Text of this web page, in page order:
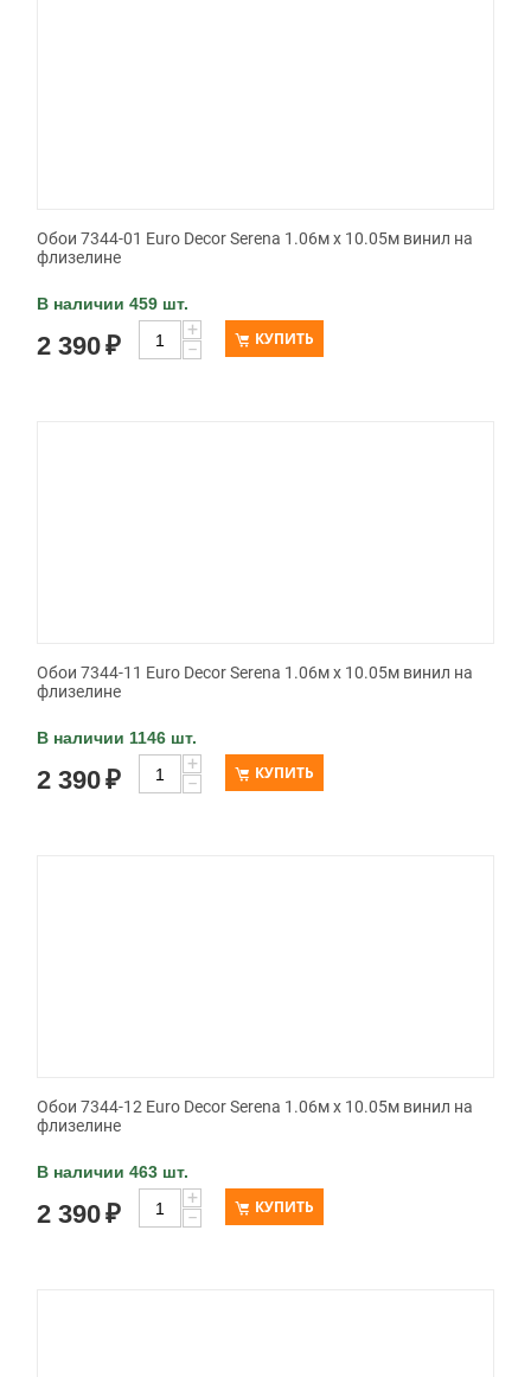
Обои 7344-01 Euro Decor Serena 1.06м x 10.05м винил на
флизелине
В наличии 459 шт.
2 390₽
+
−
КУПИТЬ
Обои 7344-11 Euro Decor Serena 1.06м x 10.05м винил на
флизелине
В наличии 1146 шт.
2 390₽
+
−
КУПИТЬ
Обои 7344-12 Euro Decor Serena 1.06м x 10.05м винил на
флизелине
В наличии 463 шт.
2 390₽
+
−
КУПИТЬ